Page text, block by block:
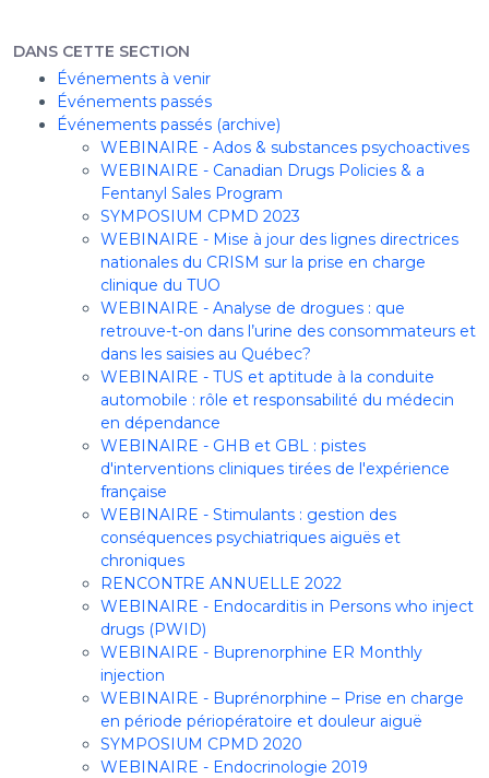
DANS CETTE SECTION
Événements à venir
Événements passés
Événements passés (archive)
WEBINAIRE - Ados & substances psychoactives
WEBINAIRE - Canadian Drugs Policies & a
Fentanyl Sales Program
SYMPOSIUM CPMD 2023
WEBINAIRE - Mise à jour des lignes directrices
nationales du CRISM sur la prise en charge
clinique du TUO
WEBINAIRE - Analyse de drogues : que
retrouve-t-on dans l’urine des consommateurs et
dans les saisies au Québec?
WEBINAIRE - TUS et aptitude à la conduite
automobile : rôle et responsabilité du médecin
en dépendance
WEBINAIRE - GHB et GBL : pistes
d'interventions cliniques tirées de l'expérience
française
WEBINAIRE - Stimulants : gestion des
conséquences psychiatriques aiguës et
chroniques
RENCONTRE ANNUELLE 2022
WEBINAIRE - Endocarditis in Persons who inject
drugs (PWID)
WEBINAIRE - Buprenorphine ER Monthly
injection
WEBINAIRE - Buprénorphine – Prise en charge
en période périopératoire et douleur aiguë
SYMPOSIUM CPMD 2020
WEBINAIRE - Endocrinologie 2019